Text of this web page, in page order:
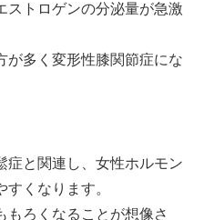
ストロゲンの分泌量が急激
が多く変形性膝関節症にな
症と関連し、女性ホルモン
くなります。
もろくなることが想像さ